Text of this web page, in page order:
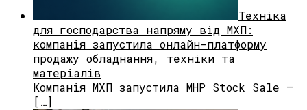
Техніка
для господарства напряму від МХП:
компанія запустила онлайн-платформу
продажу обладнання, техніки та
матеріалів
Компанія МХП запустила MHP Stock Sale —
[…]